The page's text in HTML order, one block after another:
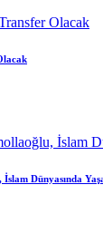
Dünyasında